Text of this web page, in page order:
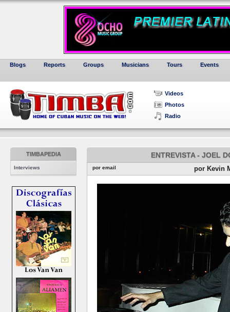
Blogs Reports Groups Musicians Tours Events
Videos
Photos
Radio
TIMBAPEDIA
Interviews
ENTREVISTA - JOEL
por email por Kevin